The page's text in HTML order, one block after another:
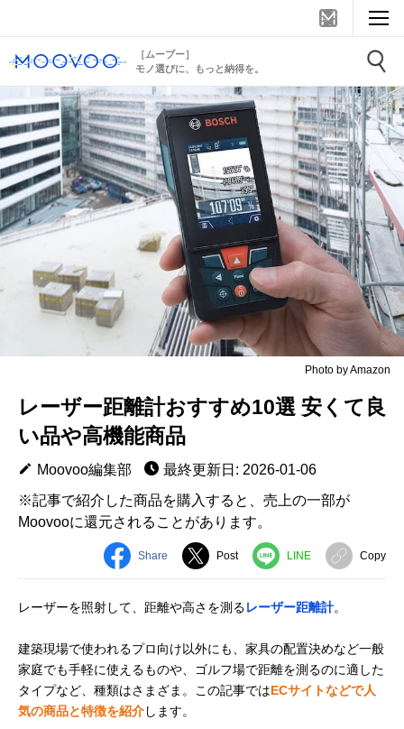
［ムーブー］
モノ選びに、もっと納得を。
Photo by Amazon
レーザー距離計おすすめ10選 安くて良
い品や高機能商品
Moovoo編集部
最終更新日: 2026-01-06
※記事で紹介した商品を購入すると、売上の一部が
Moovooに還元されることがあります。
Share Post LINE Copy
レーザーを照射して、距離や高さを測るレーザー距離計。
建築現場で使われるプロ向け以外にも、家具の配置決めなど一般
家庭でも手軽に使えるものや、ゴルフ場で距離を測るのに適した
タイプなど、種類はさまざま。この記事ではECサイトなどで人
気の商品と特徴を紹介します。